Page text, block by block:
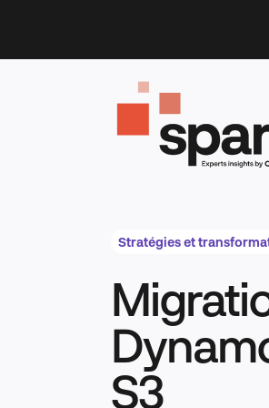
content
Stratégies et
S3